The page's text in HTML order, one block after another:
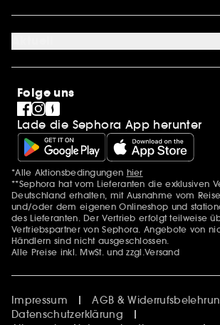
Über uns
Karriere
SEPHORA Prize
Pride
Folge uns
Lade die Sephora App herunter
Zusätzlich Erwähnungen
*Alle Aktionsbedingungen hier
**Sephora hat vom Lieferanten die exklusiven
Deutschland erhalten, mit Ausnahme vom
und/oder dem eigenen Onlineshop und
des Lieferanten. Der Vertrieb erfolgt teilweise
Vertriebspartner von Sephora. Angebote von
Händlern sind nicht ausgeschlossen.
Alle Preise inkl. MwSt. und zzgl.Versand
Impressum
AGB &
Datenschutzerklärung